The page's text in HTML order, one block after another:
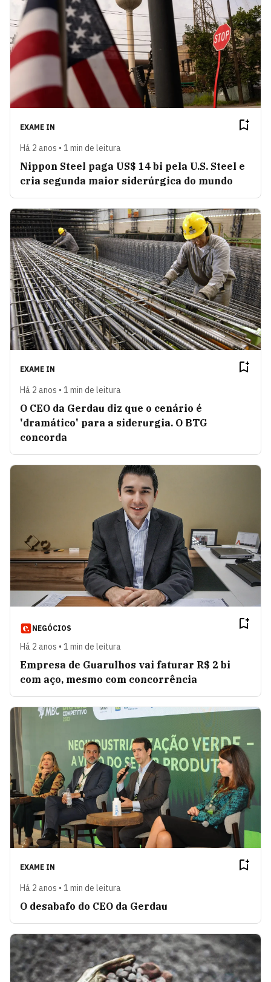
EXAME IN
Há 2 anos • 1 min de leitura
Nippon Steel paga US$ 14 bi pela U.S. Steel e
cria segunda maior siderúrgica do mundo
EXAME IN
Há 2 anos • 1 min de leitura
O CEO da Gerdau diz que o cenário é
'dramático' para a siderurgia. O BTG
concorda
NEGÓCIOS
Há 2 anos • 1 min de leitura
Empresa de Guarulhos vai faturar R$ 2 bi
com aço, mesmo com concorrência
EXAME IN
Há 2 anos • 1 min de leitura
O desabafo do CEO da Gerdau